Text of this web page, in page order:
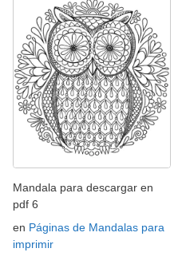
Mandala para descargar en
pdf 6
en Páginas de Mandalas para
imprimir